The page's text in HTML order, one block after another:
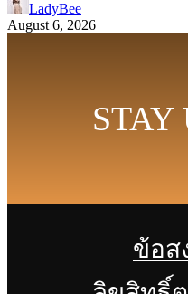
LadyBee
August 6, 2026
STAY
ข้อส